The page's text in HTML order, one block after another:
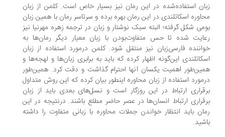
استفاده‌شده در این رمان نیز بسیار خاص است. کلمن از زبان
اسکاتلندی در این رمان بهره برده و سرتاسر رمان با همین زبان
شکل گرفته؛ البته سبک نوشتار و زبان در ترجمه زهره مهرنیا نیز
شده تا حس متفاوت‌بودن با زبان معیار دیگر رمان‌ها به
فارسی‌زبان نیز منتقل شود. کلمن درمورد استفاده از زبان
این‌گونه اظهار کرده که باید به برابری زبان‌ها و لهجه‌ها و
اهمیت یکسان‌ آنها احترام گذاشت و دقت کرد. همین‌طور
استفاده از زبان محاوره اینطور بیان کرده که این روش متداول
ارتباط در این روزگار است و نسل‌های بعدی باید از زبان
ارتباط انسان‌ها در عصر حاضر مطلع باشند. درنتیجه در این
باید انتظار خواندن جملات محاوره با زبانی متفاوت را داشته